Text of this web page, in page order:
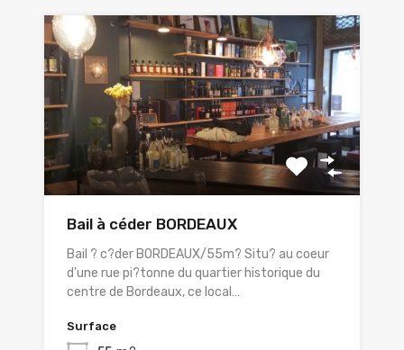
Bail à céder BORDEAUX
Bail ? c?der BORDEAUX/55m? Situ? au coeur
d'une rue pi?tonne du quartier historique du
centre de Bordeaux, ce local…
Surface